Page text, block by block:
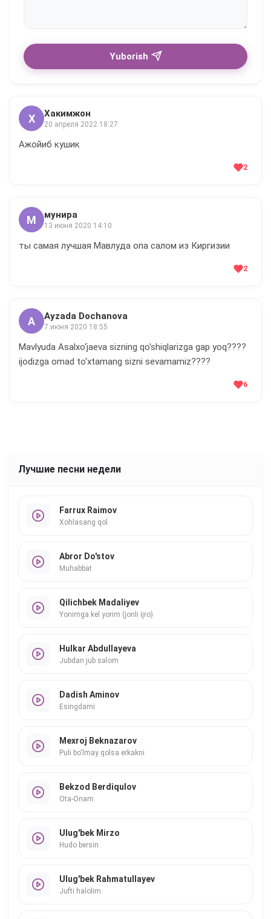
Yuborish
Х Хакимжон
20 апреля 2022 18:27
Ажойиб кушик
2
М мунира
13 июня 2020 14:10
ты самая лучшая Мавлуда опа салом из Киргизии
2
A Ayzada Dochanova
7 июня 2020 18:55
Mavlyuda Asalxo‘jaeva sizning qo'shiqlarizga gap yoq????
ijodizga omad to‘xtamang sizni sevamamiz????
6
Лучшие песни недели
Farrux Raimov
Xohlasang qol
Abror Do'stov
Muhabbat
Qilichbek Madaliyev
Yonimga kel yorim (jonli ijro)
Hulkar Abdullayeva
Jubdan jub salom
Dadish Aminov
Esingdami
Mexroj Beknazarov
Puli bo'lmay qolsa erkakni
Bekzod Berdiqulov
Ota-Onam
Ulug'bek Mirzo
Hudo bersin
Ulug'bek Rahmatullayev
Jufti halolim